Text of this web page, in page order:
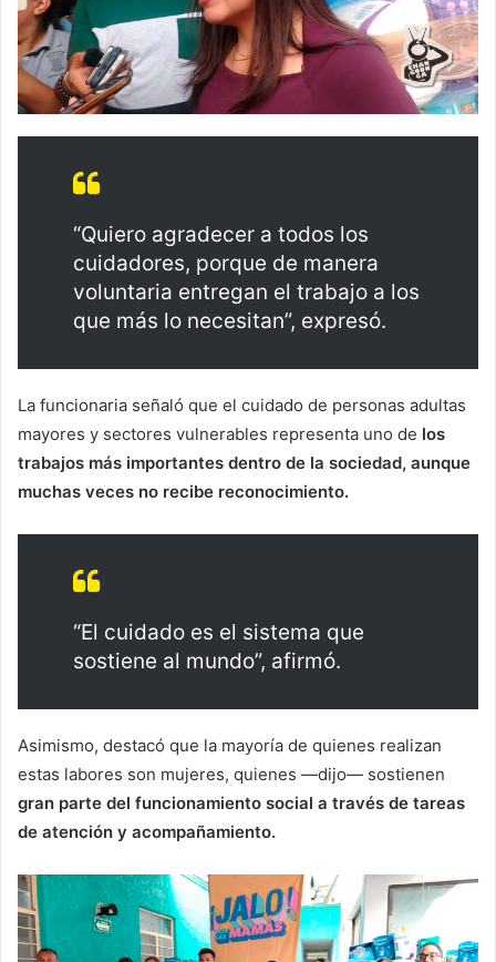
“Quiero agradecer a todos los
cuidadores, porque de manera
voluntaria entregan el trabajo a los
que más lo necesitan”, expresó.
La funcionaria señaló que el cuidado de personas adultas
mayores y sectores vulnerables representa uno de los
trabajos más importantes dentro de la sociedad, aunque
muchas veces no recibe reconocimiento.
“El cuidado es el sistema que
sostiene al mundo”, afirmó.
Asimismo, destacó que la mayoría de quienes realizan
estas labores son mujeres, quienes —dijo— sostienen
gran parte del funcionamiento social a través de tareas
de atención y acompañamiento.